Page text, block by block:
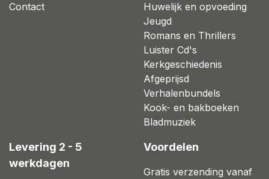
Contact
Huwelijk en opvoeding
Jeugd
Romans en Thrillers
Luister Cd's
Kerkgeschiedenis
Afgeprijsd
Verhalenbundels
Kook- en bakboeken
Bladmuziek
Levering 2 - 5
werkdagen
Voordelen
Gratis verzending vanaf